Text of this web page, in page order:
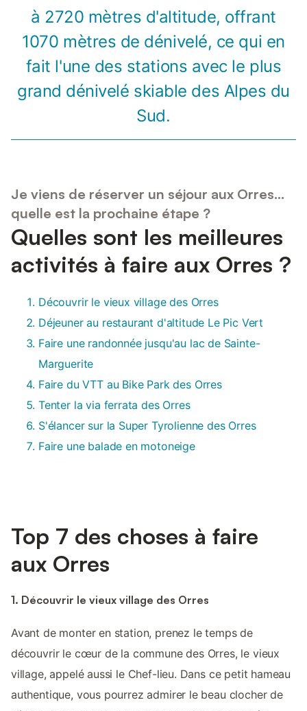
à 2720 mètres d'altitude, offrant
1070 mètres de dénivelé, ce qui en
fait l'une des stations avec le plus
grand dénivelé skiable des Alpes du
Sud.
Je viens de réserver un séjour aux Orres...
quelle est la prochaine étape ?
Quelles sont les meilleures
activités à faire aux Orres ?
Découvrir le vieux village des Orres
Déjeuner au restaurant d'altitude Le Pic Vert
Faire une randonnée jusqu'au lac de Sainte-
Marguerite
Faire du VTT au Bike Park des Orres
Tenter la via ferrata des Orres
S'élancer sur la Super Tyrolienne des Orres
Faire une balade en motoneige
Top 7 des choses à faire
aux Orres
1. Découvrir le vieux village des Orres
Avant de monter en station, prenez le temps de
découvrir le cœur de la commune des Orres, le vieux
village, appelé aussi le Chef-lieu. Dans ce petit hameau
authentique, vous pourrez admirer le beau clocher de